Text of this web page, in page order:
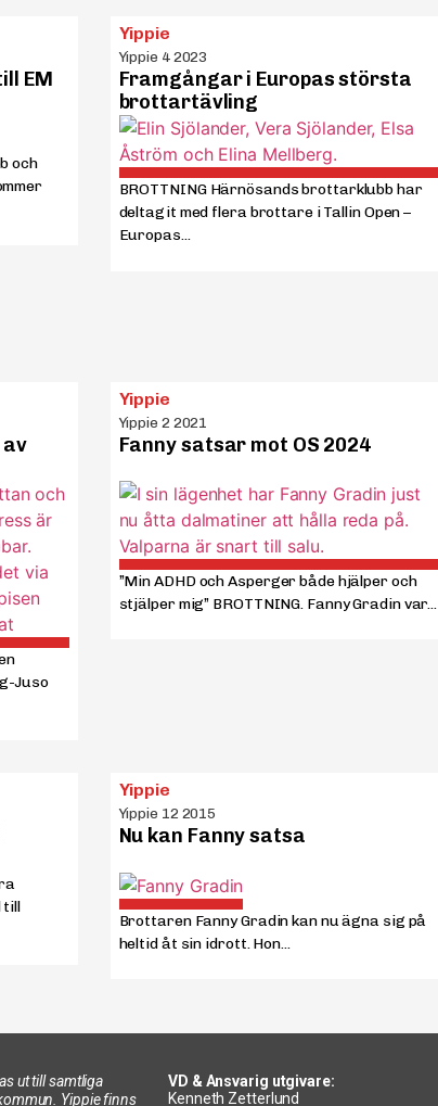
EM
och
Yippie
Yippie 4 2023
Framgångar i Europas största
brottartävling
BROTTNING Härnösands brottarklubb har
deltagit med flera brottare i Tallin Open –
Europas...
Juso
Yippie
Yippie 2 2021
Fanny satsar mot OS 2024
”Min ADHD och Asperger både hjälper och
stjälper mig” BROTTNING. Fanny Gradin var...
till
Yippie
Yippie 12 2015
Nu kan Fanny satsa
Brottaren Fanny Gradin kan nu ägna sig på
heltid åt sin idrott. Hon...
ut till samtliga
Yippie finns
VD & Ansvarig utgivare:
Kenneth Zetterlund